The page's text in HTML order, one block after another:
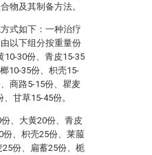
物及其制备方法。
式如下：一种治疗
以下组分按重量份
10-30份、青皮15-35
10-35份、枳壳15-
商路5-15份、瞿麦
甘草15-45份。
、大黄20份、青皮
份、枳壳25份、莱菔
份、扁蓄25份、栀